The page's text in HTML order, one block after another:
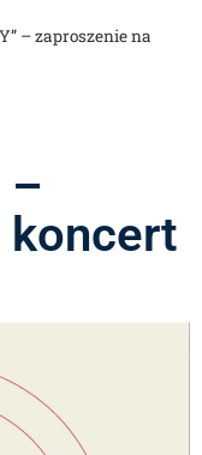
– zaproszenie na
–
koncert